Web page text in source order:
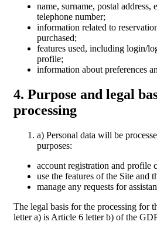
name, surname, postal address,
telephone number;
information related to
purchased;
features used, including login/
profile;
information about preferences
4. Purpose and legal
processing
a) Personal data will be
purposes:
account registration and profile
use the features of the Site and
manage any requests for
The legal basis for the processing for
letter a) is Article 6 letter b) of the